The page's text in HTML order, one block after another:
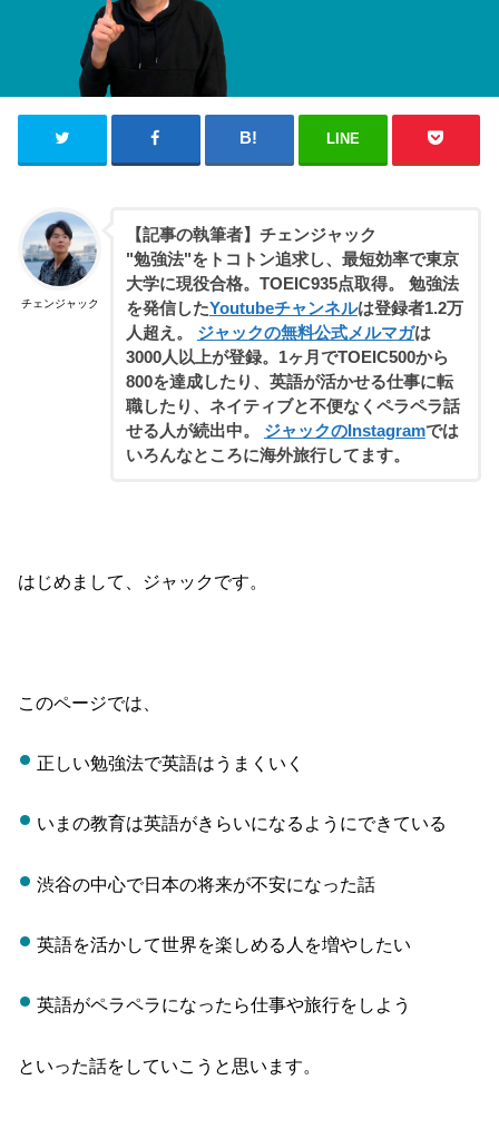
LINE
チェンジャック
【記事の執筆者】チェンジャック
"勉強法"をトコトン追求し、最短効率で東京
大学に現役合格。TOEIC935点取得。 勉強法
を発信したYoutubeチャンネルは登録者1.2万
人超え。 ジャックの無料公式メルマガは
3000人以上が登録。1ヶ月でTOEIC500から
800を達成したり、英語が活かせる仕事に転
職したり、ネイティブと不便なくペラペラ話
せる人が続出中。 ジャックのInstagramでは
いろんなところに海外旅行してます。
はじめまして、ジャックです。
このページでは、
正しい勉強法で英語はうまくいく
いまの教育は英語がきらいになるようにできている
渋谷の中心で日本の将来が不安になった話
英語を活かして世界を楽しめる人を増やしたい
英語がペラペラになったら仕事や旅行をしよう
といった話をしていこうと思います。